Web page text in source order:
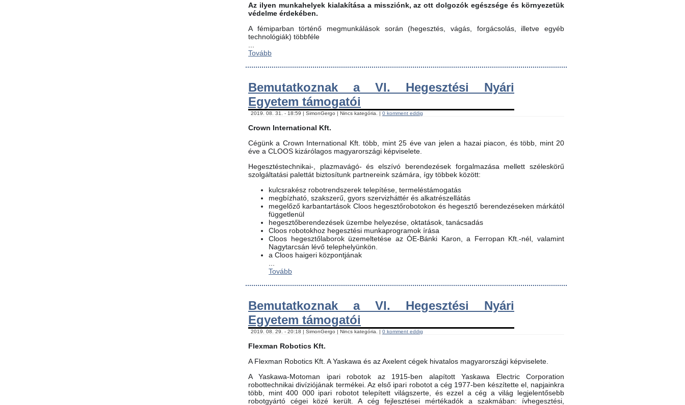
Az ilyen munkahelyek kialakítása a missziónk, az ott dolgozók egészsége és környezetük
védelme érdekében.
A fémiparban történő megmunkálások során (hegesztés, vágás, forgácsolás, illetve egyéb
technológiák) többféle
Tovább
Bemutatkoznak a VI. Hegesztési Nyári
Egyetem támogatói
2019. 08. 31. - 18:59 | SimonGergo | Nincs kategória. | 0 komment eddig
Crown International Kft.
Cégünk a Crown International Kft. több, mint 25 éve van jelen a hazai piacon, és több, mint 20
éve a CLOOS kizárólagos magyarországi képviselete.
Hegesztéstechnikai-, plazmavágó- és elszívó berendezések forgalmazása mellett széleskörű
szolgáltatási palettát biztosítunk partnereink számára, így többek között:
kulcsrakész robotrendszerek telepítése, termeléstámogatás
megbízható, szakszerű, gyors szervizháttér és alkatrészellátás
megelőző karbantartások Cloos hegesztőrobotokon és hegesztő berendezéseken márkától
függetlenül
hegesztőberendezések üzembe helyezése, oktatások, tanácsadás
Cloos robotokhoz hegesztési munkaprogramok írása
Cloos hegesztőlaborok üzemeltetése az ÓE-Bánki Karon, a Ferropan Kft.-nél, valamint
Nagytarcsán lévő telephelyünkön.
a Cloos haigeri központjának
Tovább
Bemutatkoznak a VI. Hegesztési Nyári
Egyetem támogatói
2019. 08. 29. - 20:18 | SimonGergo | Nincs kategória. | 0 komment eddig
Flexman Robotics Kft.
A Flexman Robotics Kft. A Yaskawa és az Axelent cégek hivatalos magyarországi képviselete.
A Yaskawa-Motoman ipari robotok az 1915-ben alapított Yaskawa Electric Corporation
robottechnikai divíziójának termékei. Az első ipari robotot a cég 1977-ben készítette el, napjainkra
több, mint 400 000 ipari robotot telepített világszerte, és ezzel a cég a világ legjelentősebb
robotgyártó cégei közé került. A cég fejlesztései mértékadók a szakmában: ívhegesztési,